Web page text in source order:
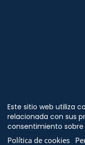
Este sitio web utiliza
relacionada con sus
consentimiento sobre
Política de cookies
Síguenos
en